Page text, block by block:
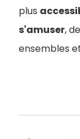
plus
s'amuser,
ensembles